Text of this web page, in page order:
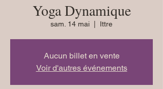
Yoga Dynamique
sam. 14 mai Ittre
Aucun billet en vente
Voir d'autres événements